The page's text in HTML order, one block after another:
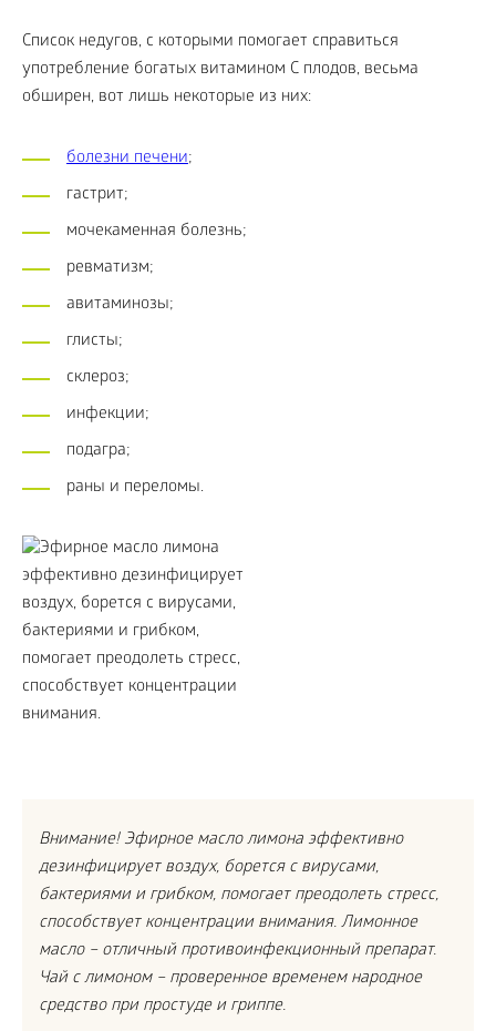
Список недугов, с которыми помогает справиться
употребление богатых витамином С плодов, весьма
обширен, вот лишь некоторые из них:
болезни печени;
гастрит;
мочекаменная болезнь;
ревматизм;
авитаминозы;
глисты;
склероз;
инфекции;
подагра;
раны и переломы.
Внимание! Эфирное масло лимона эффективно
дезинфицирует воздух, борется с вирусами,
бактериями и грибком, помогает преодолеть стресс,
способствует концентрации внимания. Лимонное
масло – отличный противоинфекционный препарат.
Чай с лимоном – проверенное временем народное
средство при простуде и гриппе.